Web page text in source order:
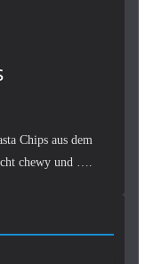
Chips aus dem
chewy und ….